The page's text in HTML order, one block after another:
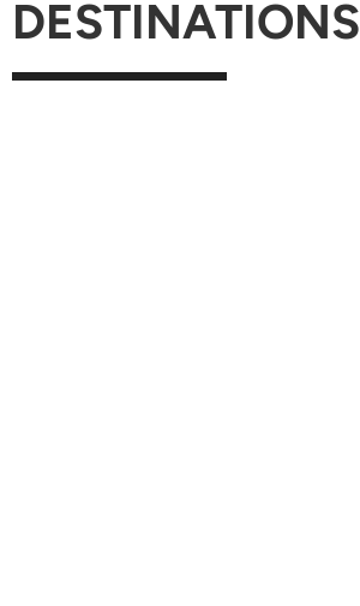
DESTINATIONS